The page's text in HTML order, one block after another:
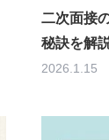
二次面接
秘訣を解
2026.1.15